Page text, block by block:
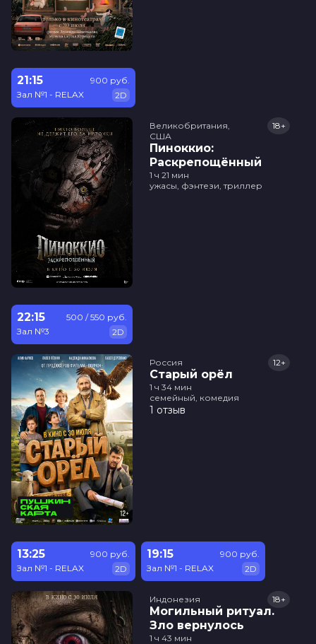
21:15
Зал №1 - RELAX
900 руб.
2D
Великобритания,
США
Пиноккио:
Раскрепощённый
18+
1 ч 21 мин
ужасы, фэнтези, триллер
22:15
Зал №3
500 / 550 руб.
2D
Россия
Старый орёл
12+
1 ч 34 мин
семейный, комедия
1 отзыв
13:25
Зал №1 - RELAX
900 руб.
2D
19:15
Зал №1 - RELAX
900 руб.
2D
Индонезия
Могильный ритуал.
Зло вернулось
18+
1 ч 43 мин